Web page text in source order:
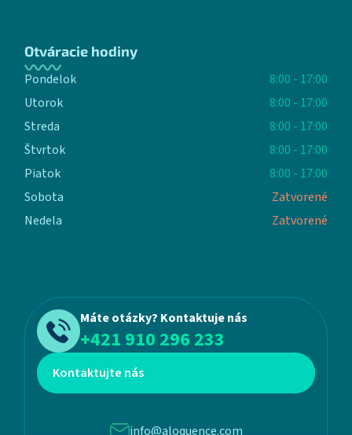
Otváracie hodiny
Pondelok
8:00 - 17:00
Utorok
8:00 - 17:00
Streda
8:00 - 17:00
Štvrtok
8:00 - 17:00
Piatok
8:00 - 17:00
Sobota
Zatvorené
Nedela
Zatvorené
Máte otázky? Kontaktuje nás
+421 910 296 233
Kontaktujte nás
info@aloquence.com